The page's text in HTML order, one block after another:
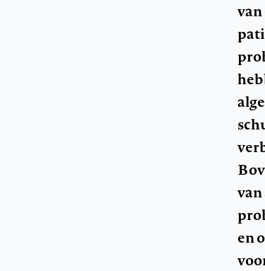
van
en